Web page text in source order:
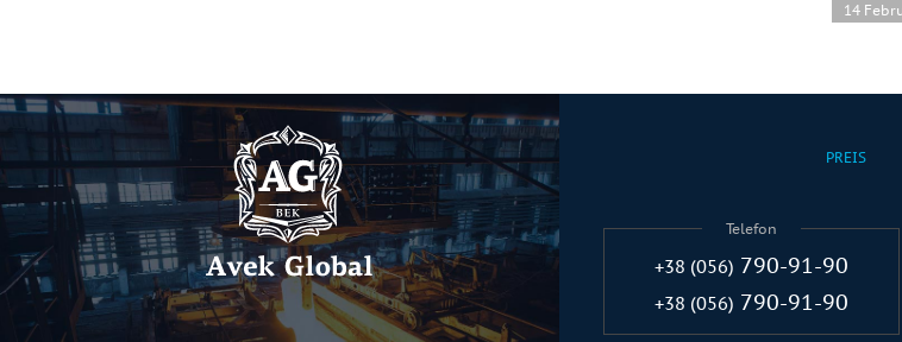
14
PREIS
Telefon
+38 (056) 790-91-90
+38 (056) 790-91-90